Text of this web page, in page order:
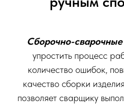
Сборочно-
упростить процесс
количество ошибок,
качество сборки
позволяет сварщику